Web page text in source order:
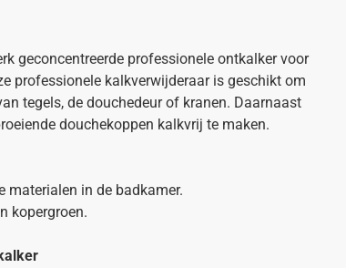
geconcentreerde professionele ontkalker voor
professionele kalkverwijderaar is geschikt om
tegels, de douchedeur of kranen. Daarnaast
douchekoppen kalkvrij te maken.
materialen in de badkamer.
kopergroen.